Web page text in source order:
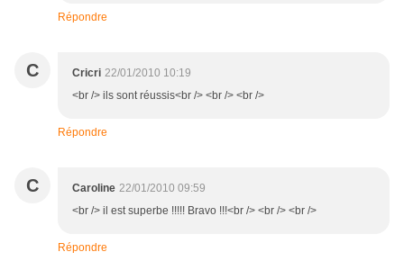
Répondre
C Cricri 22/01/2010 10:19
<br /> ils sont réussis<br /> <br /> <br />
Répondre
C Caroline 22/01/2010 09:59
<br /> il est superbe !!!!! Bravo !!!<br /> <br /> <br />
Répondre